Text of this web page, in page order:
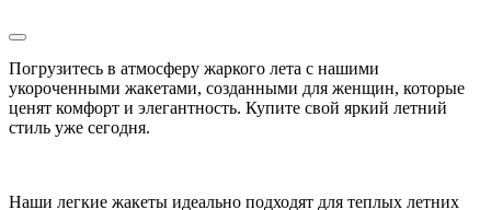
Погрузитесь в атмосферу жаркого лета с нашими
укороченными жакетами, созданными для женщин, которые
ценят комфорт и элегантность. Купите свой яркий летний
стиль уже сегодня.
Наши легкие жакеты идеально подходят для теплых летних